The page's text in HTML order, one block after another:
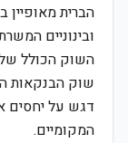
הברית מאופיין
ובינוניים
השוק הכולל
שוק הבנקאות
דגש על יחסים
המקומיים.